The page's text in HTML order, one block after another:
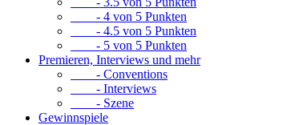
- 4 von 5 Punkten
- 4.5 von 5 Punkten
- 5 von 5 Punkten
Premieren, Interviews und mehr
- Conventions
- Interviews
- Szene
Gewinnspiele